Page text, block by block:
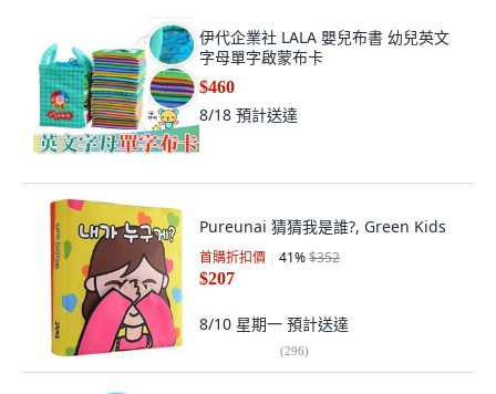
伊代企業社 LALA 嬰兒布書 幼兒英文
字母單字啟蒙布卡
$460
8/18 預計送達
Pureunai 猜猜我是誰?, Green Kids
首購折扣價 41%$352
$207
8/10 星期一 預計送達
(296)